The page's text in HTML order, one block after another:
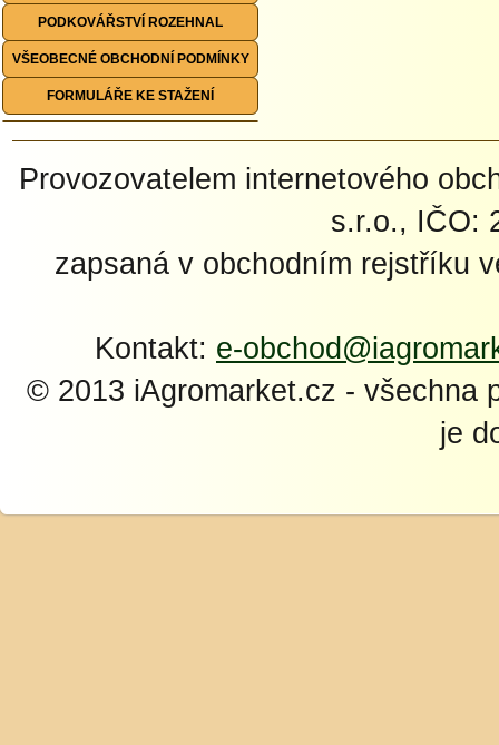
PODKOVÁŘSTVÍ ROZEHNAL
VŠEOBECNÉ OBCHODNÍ PODMÍNKY
FORMULÁŘE KE STAŽENÍ
Provozovatelem internetového
s.r.o., IČO:
zapsaná v obchodním rejstříku
Kontakt: e-
© 2013 iAgromarket.cz - všechna
je